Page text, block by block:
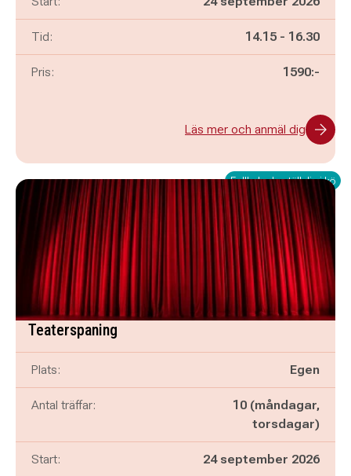
Tid: Pågår mellan
14.15 - och
16.30
Pris: 1590:-
Läs mer och anmäl dig
Fullbokad - ställ dig i kö
Teaterspaning
Plats: Egen
Antal träffar:
10 (måndagar,
torsdagar)
Start: 24 september 2026